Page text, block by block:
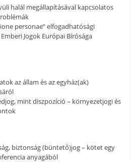
halál megállapításával kapcsolatos
personae” elfogadhatósági
Jogok Európai Bírósága
az állam és az egyház(ak)
mint diszpozíció – környezetjogi és
biztonság (büntető)jog – kötet egy
anyagából